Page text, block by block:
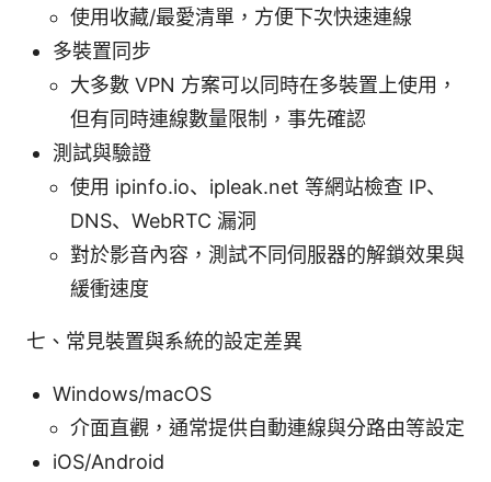
使用收藏/最愛清單，方便下次快速連線
多裝置同步
大多數 VPN 方案可以同時在多裝置上使用，
但有同時連線數量限制，事先確認
測試與驗證
使用 ipinfo.io、ipleak.net 等網站檢查 IP、
DNS、WebRTC 漏洞
對於影音內容，測試不同伺服器的解鎖效果與
緩衝速度
七、常見裝置與系統的設定差異
Windows/macOS
介面直觀，通常提供自動連線與分路由等設定
iOS/Android